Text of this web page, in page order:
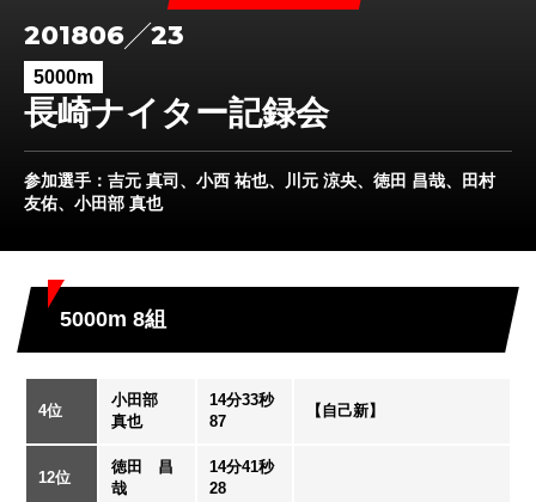
201806 23
5000m
長崎ナイター記録会
参加選手 ：吉元 真司、小西 祐也、川元 涼央、徳田 昌哉、田村
友佑、小田部 真也
5000m 8組
4位
小田部
真也
14分33秒
87
【自己新】
12位
徳田 昌
哉
14分41秒
28